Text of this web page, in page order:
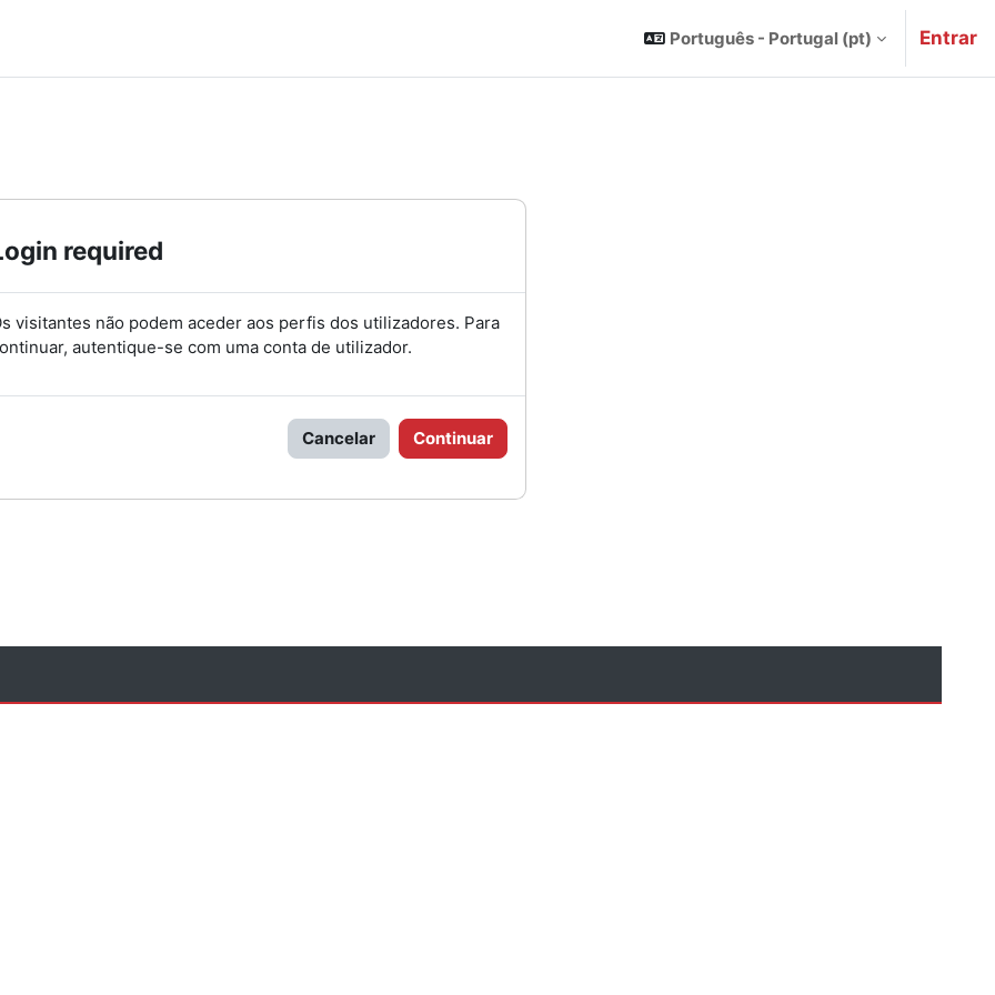
Português - Portugal ‎(pt)‎ Entrar
required
visitantes não podem aceder aos perfis dos utilizadores. Para
autentique-se com uma conta de utilizador.
Cancelar Continuar